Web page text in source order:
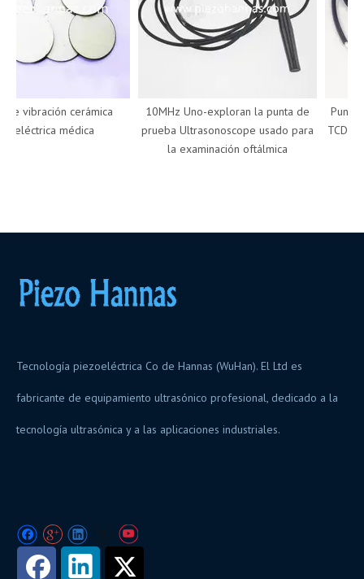
vibración cerámica
médica
10MHz Uno-exploran la punta de
prueba Ultrasonoscope usado para
la examinación oftálmica
Punta
TCD
Tecnología piezoeléctrica Co de Hannas (WuHan). El Ltd es
fabricante de equipamiento ultrasónico profesional, dedicado a la
tecnología ultrasónica y a las aplicaciones industriales.